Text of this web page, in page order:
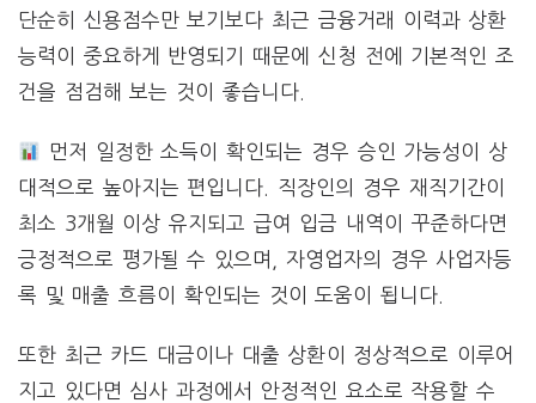
단순히 신용점수만 보기보다 최근 금융거래 이력과 상환
능력이 중요하게 반영되기 때문에 신청 전에 기본적인 조
건을 점검해 보는 것이 좋습니다.
먼저 일정한 소득이 확인되는 경우 승인 가능성이 상
대적으로 높아지는 편입니다. 직장인의 경우 재직기간이
최소 3개월 이상 유지되고 급여 입금 내역이 꾸준하다면
긍정적으로 평가될 수 있으며, 자영업자의 경우 사업자등
록 및 매출 흐름이 확인되는 것이 도움이 됩니다.
또한 최근 카드 대금이나 대출 상환이 정상적으로 이루어
지고 있다면 심사 과정에서 안정적인 요소로 작용할 수